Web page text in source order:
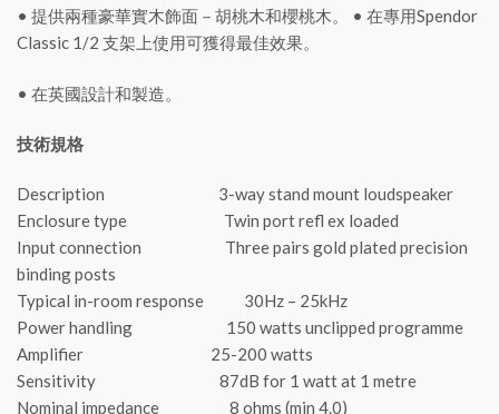
• 提供兩種豪華實木飾面－胡桃木和櫻桃木。 • 在專用Spendor
Classic 1/2 支架上使用可獲得最佳效果。
• 在英國設計和製造。
技術規格
Description 3-way stand mount loudspeaker
Enclosure type Twin port refl ex loaded
Input connection Three pairs gold plated precision
binding posts
Typical in-room response 30Hz – 25kHz
Power handling 150 watts unclipped programme
Amplifier 25-200 watts
Sensitivity 87dB for 1 watt at 1 metre
Nominal impedance 8 ohms (min 4.0)